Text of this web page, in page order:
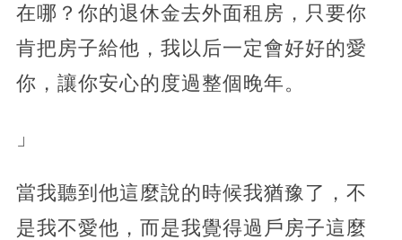
在哪？你的退休金去外面租房，只要你
肯把房子給他，我以后一定會好好的愛
你，讓你安心的度過整個晚年。
」
當我聽到他這麼說的時候我猶豫了，不
是我不愛他，而是我覺得過戶房子這麼